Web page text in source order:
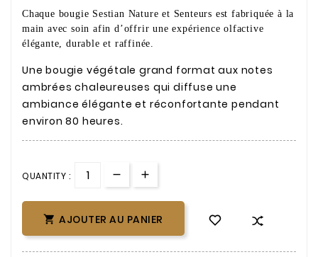
Chaque bougie Sestian Nature et Senteurs est fabriquée à la
main avec soin afin d’offrir une expérience olfactive
élégante, durable et raffinée.
Une bougie végétale grand format aux notes
ambrées chaleureuses qui diffuse une
ambiance élégante et réconfortante pendant
environ 80 heures.
QUANTITY :
 AJOUTER AU PANIER